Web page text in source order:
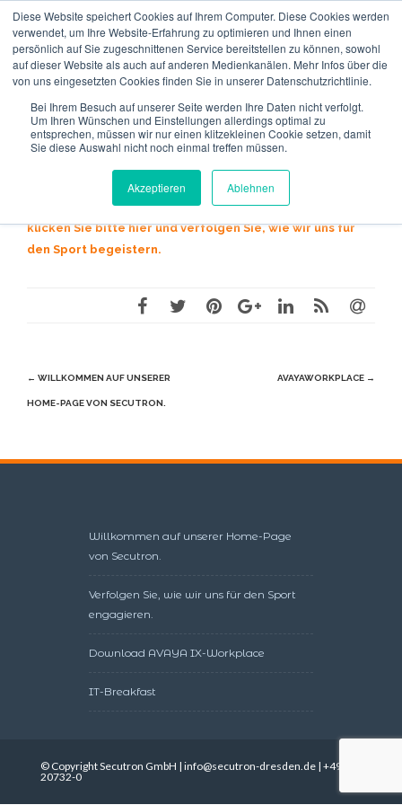
Diese Website speichert Cookies auf Ihrem Computer. Diese Cookies werden
verwendet, um Ihre Website-Erfahrung zu optimieren und Ihnen einen
persönlich auf Sie zugeschnittenen Service bereitstellen zu können, sowohl
auf dieser Website als auch auf anderen Medienkanälen. Mehr Infos über die
von uns eingesetzten Cookies finden Sie in unserer Datenschutzrichtlinie.
Bei Ihrem Besuch auf unserer Seite werden Ihre Daten nicht verfolgt.
Um Ihren Wünschen und Einstellungen allerdings optimal zu
entsprechen, müssen wir nur einen klitzekleinen Cookie setzen, damit
Sie diese Auswahl nicht noch einmal treffen müssen.
Akzeptieren Ablehnen
Verfolgen Sie, wie wir uns für den Sport
engagieren.
21. Januar 2019 Secutron-News
Engagementfür den Sport. Um mehr zu erfahren,
klicken Sie bitte hier und verfolgen Sie, wie wir uns für
den Sport begeistern.
Beitragsnavigation
← WILLKOMMEN AUF UNSERER
HOME-PAGE VON SECUTRON.
AVAYAWORKPLACE →
Willkommen auf unserer Home-Page
von Secutron.
Verfolgen Sie, wie wir uns für den Sport
engagieren.
Download AVAYA IX-Workplace
IT-Breakfast
© Copyright Secutron GmbH | info@secutron-dresden.de | +49351
20732-0